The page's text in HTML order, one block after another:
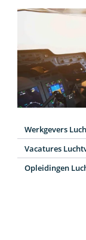
Werkgevers
Vacatures
Opleidingen